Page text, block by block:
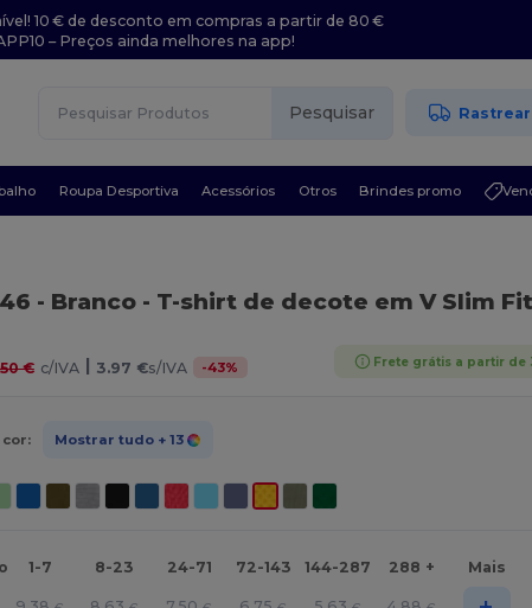
10 € de desconto em compras a partir de 80 €
– Preços ainda melhores na app!
Pesquisar
Roupa Desportiva Acessórios Otros Brindes promo
- Branco- T-shirt de decote em V Slim Fit
€ c/IVA | 3.97 €s/IVA -43% Frete grátis a partir de
cor: Mostrar tudo + 13
1-7 8-23 24-71 72-143 144-287 288 + Mais